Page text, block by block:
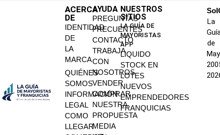
ACERCA
DE
IDENTIDAD
DE
LA
MARCA
QUIÉNES
SOMOS
INFORMACIÓN
LEGAL
COMO
LLEGAR
AYUDA
PREGUNTAS
FRECUENTES
CONTACTO
TRABAJA
CON
NOSOTROS
VENDER
COMPRAR
NUESTRA
PROPUESTA
MEDIA
NUESTROS
SITIOS
LA GUÍA DE
MAYORISTAS
APP
LIQUIDO
STOCK EN
LOTES
NUEVOS
EMPRENDEDORES
FRANQUICIAS
La
de